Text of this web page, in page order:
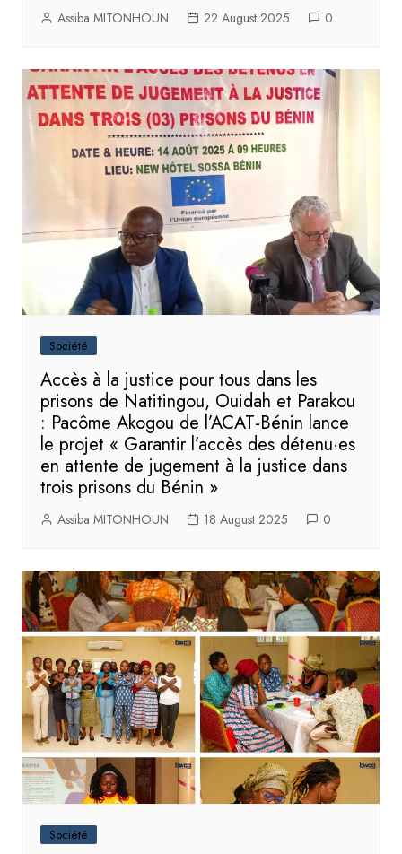
Assiba MITONHOUN 22 August 2025 0
Société
Accès à la justice pour tous dans les
prisons de Natitingou, Ouidah et Parakou
: Pacôme Akogou de l’ACAT-Bénin lance
le projet « Garantir l’accès des détenu·es
en attente de jugement à la justice dans
trois prisons du Bénin »
Assiba MITONHOUN 18 August 2025 0
Société